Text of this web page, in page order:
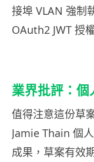
接埠 VLAN 強制
OAuth2 JWT 授
業界批評：個
值得注意這份草
Jamie Thain 個
成果，草案有效